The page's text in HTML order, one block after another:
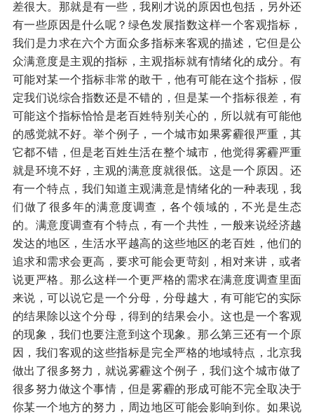
差很大。那就是有一些，我刚才说的原因也包括，另外还
有一些原因是什么呢？绿色发展指数这样一个客观指标，
我们是力求在六个方面众多指标来客观的描述，它但是公
众满意度是主观的指标，主观指标就有情绪化的成分。有
可能对某一个指标非常的敢干，他有可能在这个指标，假
定我们说综合指数还是不错的，但是某一个指标很差，有
可能这个指标恰恰是老百姓特别关心的，所以就有可能他
的感觉就不好。举个例子，一个城市如果雾霾很严重，其
它都不错，但是老百姓生活在整个城市，他觉得雾霾严重
就是环境不好，主观的满意度就很低。这是一个原因。还
有一个特点，我们知道主观满意是情绪化的一种表现，我
们做了很多年的满意度调查，各个领域的，不光是生态
的。满意度调查有个特点，有一个共性，一般来说经济越
发达的地区，生活水平越高的这些地区的老百姓，他们的
追求和需求会更高，要求可能会更苛刻，相对来讲，或者
说更严格。那么这样一个更严格的需求在满意度调查里面
来说，可以说它是一个分母，分母越大，有可能它的实际
的结果除以这个分母，得到的结果会小。这也是一个客观
的现象，我们也要注意到这个现象。那么第三还有一个原
因，我们客观的这些指标是完全严格的地域特点，北京我
做出了很多努力，就说雾霾这个例子，我们这个城市做了
很多努力做这个事情，但是雾霾的形成可能不完全取决于
你某一个地方的努力，周边地区可能会影响到你。如果说